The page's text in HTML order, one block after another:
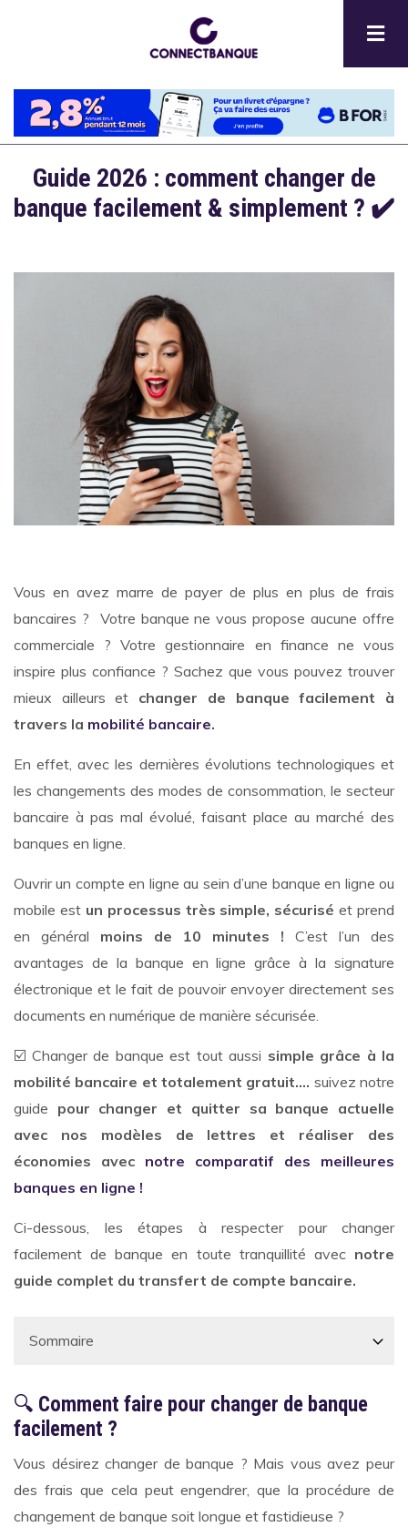
principal
Guide 2026 : comment changer de
banque facilement & simplement ? ✔️
Vous en avez marre de payer de plus en plus de frais
bancaires ? Votre banque ne vous propose aucune offre
commerciale ? Votre gestionnaire en finance ne vous
inspire plus confiance ? Sachez que vous pouvez trouver
mieux ailleurs et changer de banque facilement à
travers la mobilité bancaire.
En effet, avec les dernières évolutions technologiques et
les changements des modes de consommation, le secteur
bancaire à pas mal évolué, faisant place au marché des
banques en ligne.
Ouvrir un compte en ligne au sein d’une banque en ligne ou
mobile est un processus très simple, sécurisé et prend
en général moins de 10 minutes ! C’est l’un des
avantages de la banque en ligne grâce à la signature
électronique et le fait de pouvoir envoyer directement ses
documents en numérique de manière sécurisée.
☑️ Changer de banque est tout aussi simple grâce à la
mobilité bancaire et totalement gratuit…. suivez notre
guide pour changer et quitter sa banque actuelle
avec nos modèles de lettres et réaliser des
économies avec notre comparatif des meilleures
banques en ligne !
Ci-dessous, les étapes à respecter pour changer
facilement de banque en toute tranquillité avec notre
guide complet du transfert de compte bancaire.
🔍 Comment faire pour changer de banque
facilement ?
Vous désirez changer de banque ? Mais vous avez peur
des frais que cela peut engendrer, que la procédure de
changement de banque soit longue et fastidieuse ?